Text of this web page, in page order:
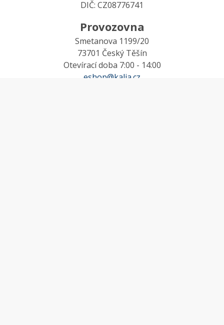
DIČ: CZ08776741
Provozovna
Smetanova 1199/20
73701 Český Těšín
Otevírací doba 7:00 - 14:00
eshop@kalia.cz